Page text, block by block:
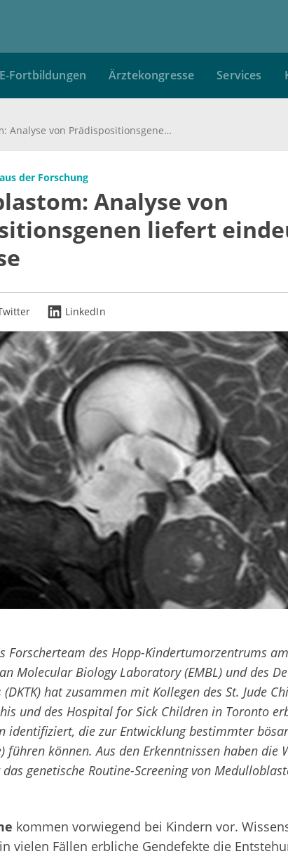
Fortbildungen Ärztekongresse Services
Medulloblastom: Analyse von Prädispositionsgenen liefert eindeutige Ergebnisse
der Forschung
Analyse von
liefert
LinkedIn
Forscherteam des Hopp-Kindertumorzentrums
Molecular Biology Laboratory (EMBL) und des
hat zusammen mit Kollegen des St. Jude
und des Hospital for Sick Children in Toronto
identifiziert, die zur Entwicklung bestimmter
führen können. Aus den Erkenntnissen haben die
genetische Routine-Screening von
kommen vorwiegend bei Kindern vor.
vielen Fällen erbliche Gendefekte die